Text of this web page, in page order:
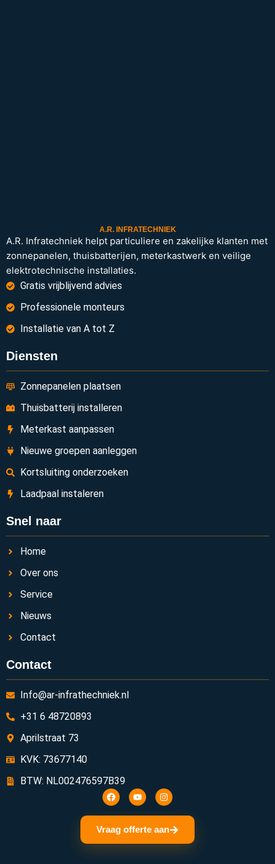
A.R. INFRATECHNIEK
A.R. Infratechniek helpt particuliere en zakelijke klanten met
zonnepanelen, thuisbatterijen, meterkastwerk en veilige
elektrotechnische installaties.
Gratis vrijblijvend advies
Professionele monteurs
Installatie van A tot Z
Diensten
Zonnepanelen plaatsen
Thuisbatterij installeren
Meterkast aanpassen
Nieuwe groepen aanleggen
Kortsluiting onderzoeken
Laadpaal instaleren
Snel naar
Home
Over ons
Service
Nieuws
Contact
Contact
Info@ar-infrathechniek.nl
+31 6 48720893
Aprilstraat 73
KVK: 73677140
BTW: NL002476597B39
Vraag offerte aan